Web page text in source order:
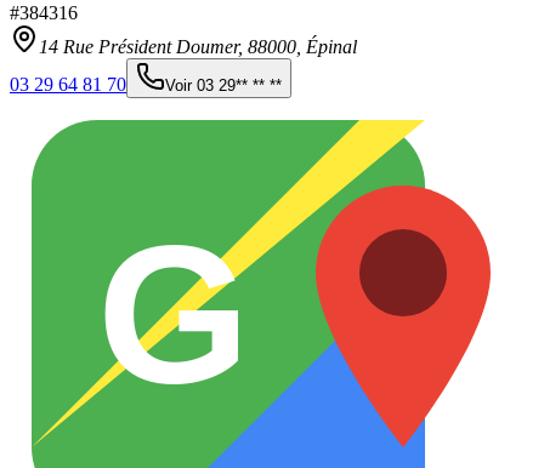
#384316
14 Rue Président Doumer, 88000 Épinal
03 29 64 81 70
Voir 03 29** ** **
G